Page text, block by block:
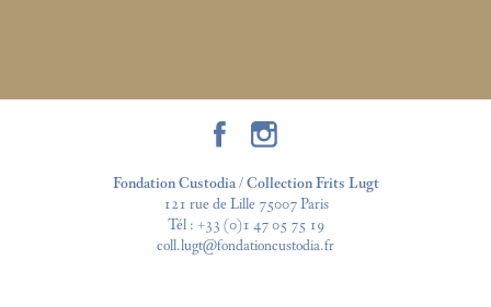
Fondation Custodia / Collection Frits Lugt
121 rue de Lille 75007 Paris
Tél : +33 (0)1 47 05 75 19
coll.lugt@fondationcustodia.fr